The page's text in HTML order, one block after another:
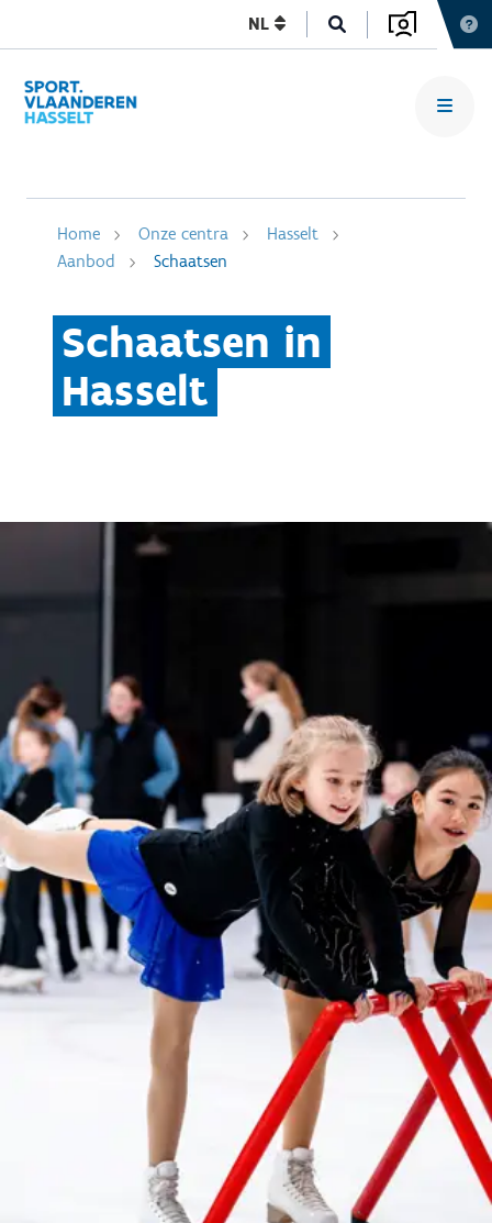
NL
Home Onze centra
Hasselt
Aanbod
Schaatsen
Schaatsen in
Hasselt